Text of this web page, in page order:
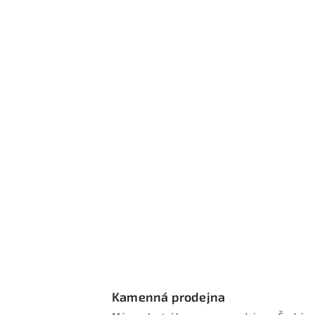
Kamenná prodejna